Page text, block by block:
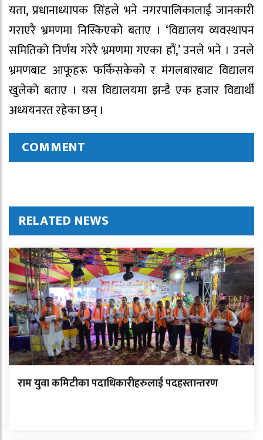
यता, प्रधानाध्यापक सिंहले भने नगरपालिकालाई जानकारी
गराएरै भ्रमणमा निस्किएको बताए । ‘विद्यालय व्यवस्थापन
समितिको निर्णय गरेरै भ्रमणमा गएका हौं,’ उनले भने । उनले
भ्रमणबाट आफूहरू फर्किसकेको र मंगलबारबाट विद्यालय
खुलेको बताए । यस विद्यालयमा झन्डै एक हजार विद्यार्थी
अध्ययनरत रहेका छन् ।
COMMENT
RELATED NEWS
राम युवा कमिटीका पदाधिकारीहरुलाई पदहस्तान्तरण